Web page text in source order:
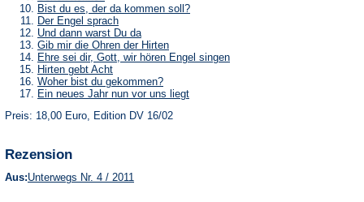
Tab)
einem
neuen
Tab)
in
einem
neuen
Tab)
Bist du es, der da kommen soll?(Öffnet
Tab)
Der Engel sprach(Öffnet
in
einem
neuen
Tab)
Und dann warst Du da(Öffnet
in
einem
neuen
Tab)
Gib mir die Ohren der Hirten(Öffnet
in
einem
Tab)
Ehre sei dir, Gott, wir hören Engel singen(Öffnet
Hirten gebt Acht(Öffnet
in
einem
neuen
Tab)
Woher bist du gekommen?(Öffnet
in
einem
neuen
Ein neues Jahr nun vor uns liegt(Öffnet
Preis: 18,00 Euro, Edition DV 16/02
Rezension
Aus:Unterwegs Nr. 4 / 2011